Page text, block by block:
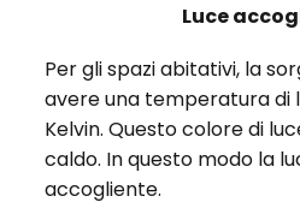
Luce
Per gli spazi abitativi, la
avere una temperatura di
Kelvin. Questo colore di
caldo. In questo modo la
accogliente.